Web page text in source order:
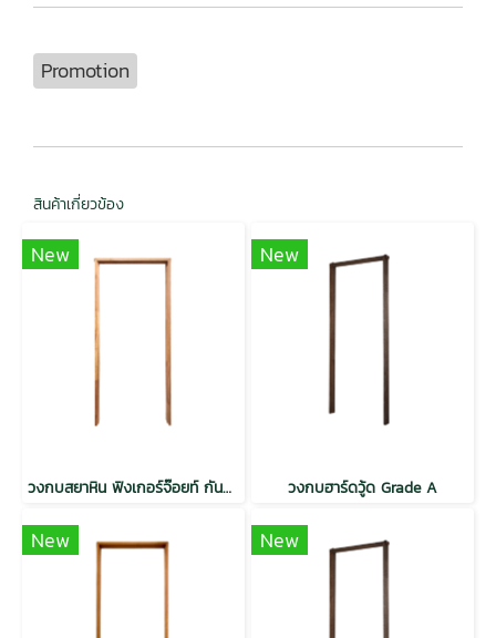
Promotion
สินค้าเกี่ยวข้อง
New
วงกบสยาหิน ฟิงเกอร์จ๊อยท์ กันปลวก H3.2
New
วงกบฮาร์ดวู้ด Grade A
New New